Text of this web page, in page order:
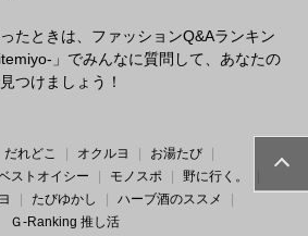
たときは、ファッションQ&Aランキン
」でみんなに質問して、あなたの
つけましょう！
だれどこ オクルヨ
お湯たび
ストオイシー モノスポ
野に行く。
たびゆかし
ハーブ酒のススメ
Ｇ-Ranking 推し活